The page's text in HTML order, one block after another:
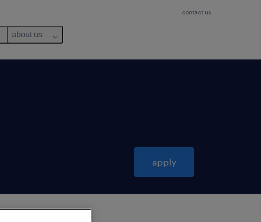
contact us
about us
apply